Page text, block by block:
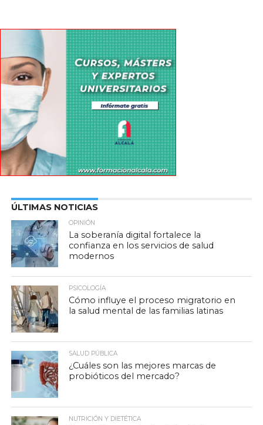
ÚLTIMAS NOTICIAS
OPINIÓN
La soberanía digital fortalece la
confianza en los servicios de salud
modernos
PSICOLOGÍA
Cómo influye el proceso migratorio en
la salud mental de las familias latinas
SALUD PÚBLICA
¿Cuáles son las mejores marcas de
probióticos del mercado?
NUTRICIÓN Y DIETÉTICA